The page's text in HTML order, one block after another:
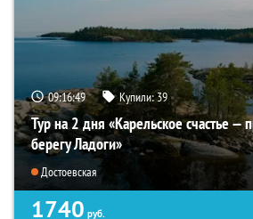
09:16:47 Купили:39
Тур на 2 дня «Карельское счастье —
берегу Ладоги»
Достоевская
1740 руб.